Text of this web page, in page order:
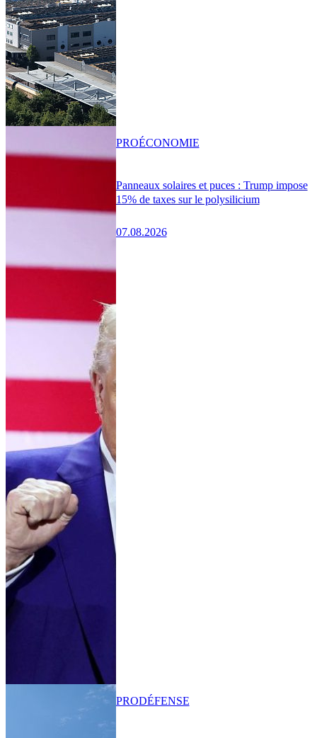
Panneaux solaires et puces : Trump impose
15% de taxes sur le polysilicium
07.08.2026
PROÉCONOMIE
PRODÉFENSE